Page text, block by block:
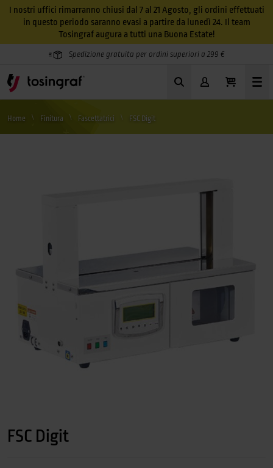
I nostri uffici rimarranno chiusi dal 7 al 21 Agosto, gli ordini effettuati
in questo periodo saranno evasi a partire da lunedì 24. Il team
Tosingraf augura a tutti una Buona Estate!
Spedizione gratuita per ordini superiori a 299 €
Home Finitura Fascettatrici FSC Digit
FSC Digit